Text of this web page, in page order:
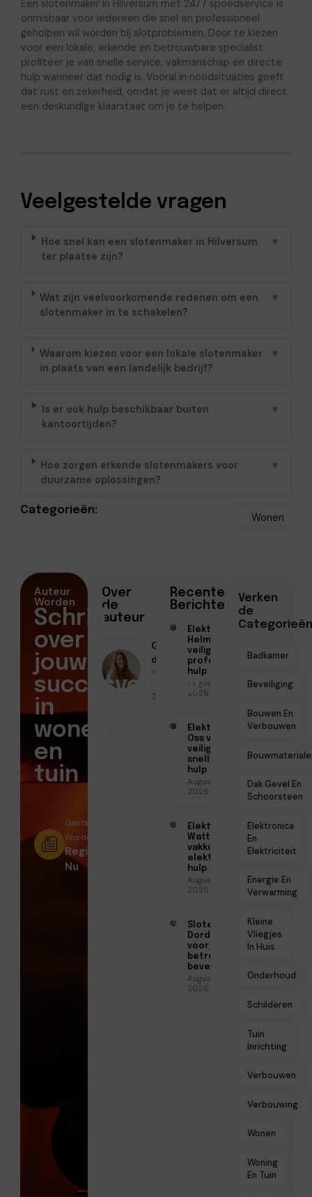
Een slotenmaker in Hilversum met 24/7 spoedservice is
onmisbaar voor iedereen die snel en professioneel
geholpen wil worden bij slotproblemen. Door te kiezen
voor een lokale, erkende en betrouwbare specialist
profiteer je van snelle service, vakmanschap en directe
hulp wanneer dat nodig is. Vooral in noodsituaties geeft
dat rust en zekerheid, omdat je weet dat er altijd direct
een deskundige klaarstaat om je te helpen.
Veelgestelde vragen
Hoe snel kan een slotenmaker in Hilversum
ter plaatse zijn?
▼
Wat zijn veelvoorkomende redenen om een
slotenmaker in te schakelen?
▼
Waarom kiezen voor een lokale slotenmaker
in plaats van een landelijk bedrijf?
▼
Is er ook hulp beschikbaar buiten
kantoortijden?
▼
Hoe zorgen erkende slotenmakers voor
duurzame oplossingen?
▼
Categorieën:
Wonen
Over
de
auteur
Geschreven
door
Sofia Mendes
● April 13,
2026
Recente
Berichten
Elektricien
Helmond voor
veilige en
professionele
hulp
Augustus 6,
2026
Elektricien
Oss voor
veilige en
snelle
hulp
Augustus 6,
2026
Elektricien
Watt voor
vakkundige
elektrische
hulp
Augustus 5,
2026
Slotenmaker
Dordrecht
voor
betrouwbare
beveiliging
Augustus 3,
2026
Verken
de
Categorieën
Badkamer
Beveiliging
Bouwen En
Verbouwen
Dak Gevel En
Schoorsteen
Elektronica
En
Elektriciteit
Energie En
Verwarming
Kleine
Vliegjes
In Huis
Onderhoud
Schilderen
Tuin
Inrichting
Verbouwen
Verbouwing
Wonen
Woning
En Tuin
Auteur
Worden
Schrijf
over
jouw
succesverhaal
in
wonen
en
tuin
Gastschrijver
Worden?
Registreer
Nu